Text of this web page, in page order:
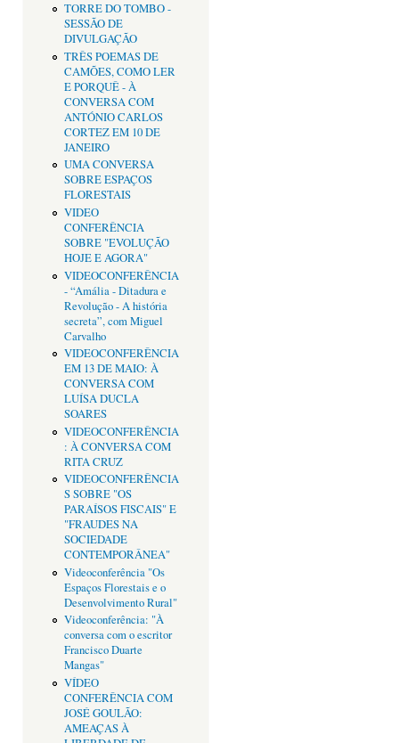
TORRE DO TOMBO -
SESSÃO DE
DIVULGAÇÃO
TRÊS POEMAS DE
CAMÕES, COMO LER
E PORQUÊ - À
CONVERSA COM
ANTÓNIO CARLOS
CORTEZ EM 10 DE
JANEIRO
UMA CONVERSA
SOBRE ESPAÇOS
FLORESTAIS
VIDEO
CONFERÊNCIA
SOBRE "EVOLUÇÃO
HOJE E AGORA"
VIDEOCONFERÊNCIA
- “Amália - Ditadura e
Revolução - A história
secreta”, com Miguel
Carvalho
VIDEOCONFERÊNCIA
EM 13 DE MAIO: À
CONVERSA COM
LUÍSA DUCLA
SOARES
VIDEOCONFERÊNCIA
: À CONVERSA COM
RITA CRUZ
VIDEOCONFERÊNCIA
S SOBRE "OS
PARAÍSOS FISCAIS" E
"FRAUDES NA
SOCIEDADE
CONTEMPORÂNEA"
Videoconferência "Os
Espaços Florestais e o
Desenvolvimento Rural"
Videoconferência: "À
conversa com o escritor
Francisco Duarte
Mangas"
VÍDEO
CONFERÊNCIA COM
JOSÉ GOULÃO:
AMEAÇAS À